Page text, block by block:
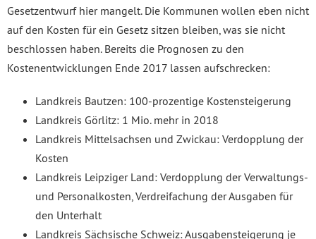
Gesetzentwurf hier mangelt. Die Kommunen wollen eben nicht
auf den Kosten für ein Gesetz sitzen bleiben, was sie nicht
beschlossen haben. Bereits die Prognosen zu den
Kostenentwicklungen Ende 2017 lassen aufschrecken:
Landkreis Bautzen: 100-prozentige Kostensteigerung
Landkreis Görlitz: 1 Mio. mehr in 2018
Landkreis Mittelsachsen und Zwickau: Verdopplung der
Kosten
Landkreis Leipziger Land: Verdopplung der Verwaltungs-
und Personalkosten, Verdreifachung der Ausgaben für
den Unterhalt
Landkreis Sächsische Schweiz: Ausgabensteigerung je